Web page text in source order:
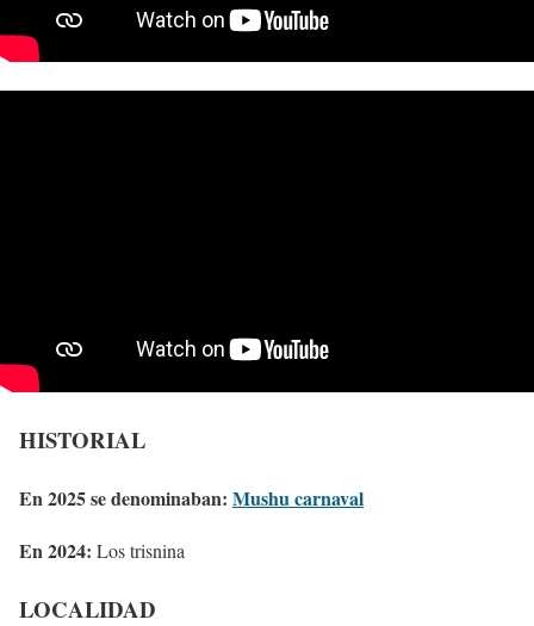
HISTORIAL
En 2025 se denominaban: Mushu carnaval
En 2024: Los trisnina
LOCALIDAD